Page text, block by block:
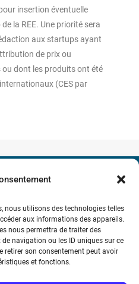
nous utilisons des technologies telles
aux informations des appareils.
nous permettra de traiter des
navigation ou les ID uniques sur ce
retirer son consentement peut avoir
et fonctions.
insertion éventuelle
la REE. Une priorité sera
aux startups ayant
de prix ou
dont les produits ont été
(CES par
et des Technologies
Paris
« Iéna » Ligne 9